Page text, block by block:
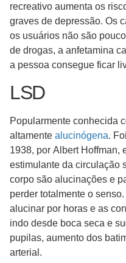
recreativo aumenta os
graves de depressão. Os
os usuários não são
de drogas, a anfetamina
a pessoa consegue ficar
LSD
Popularmente conhecida
altamente alucinógena.
1938, por Albert Hoffman,
estimulante da circulação
corpo são alucinações e
perder totalmente o
alucinar por horas e as
indo desde boca seca e
pupilas, aumento dos
arterial.